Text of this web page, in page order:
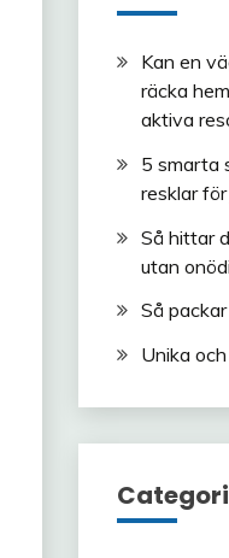
Kan en
räcka
aktiva
5 smarta
resklar
Så hittar
utan
Så
Unika